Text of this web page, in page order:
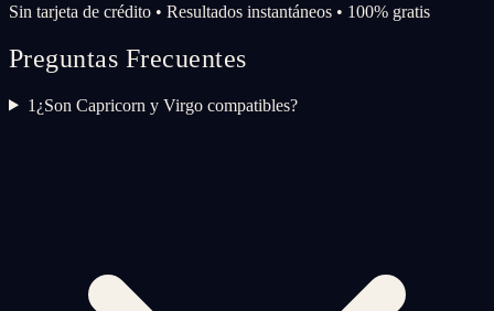
Sin tarjeta de crédito • Resultados instantáneos • 100% gratis
Preguntas Frecuentes
1 ¿Son Capricorn y Virgo compatibles?